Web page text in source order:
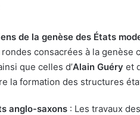
de la genèse des États
consacrées à la
que celles d’Alain Guéry et
la formation des structures
anglo-saxons : Les travaux